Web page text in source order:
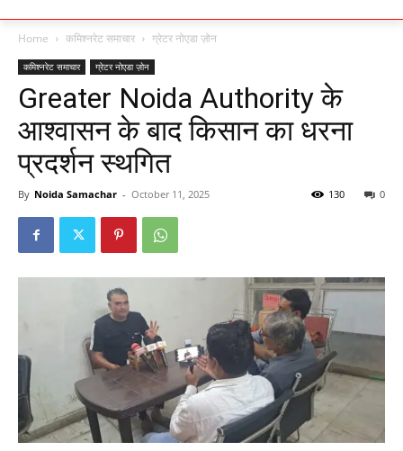
Home कमिश्नरेट समाचार ग्रेटर नोएडा ज़ोन
कमिश्नरेट समाचार ग्रेटर नोएडा ज़ोन
Greater Noida Authority के
आश्वासन के बाद किसान का धरना
प्रदर्शन स्थगित
By Noida Samachar - October 11, 2025 0
130